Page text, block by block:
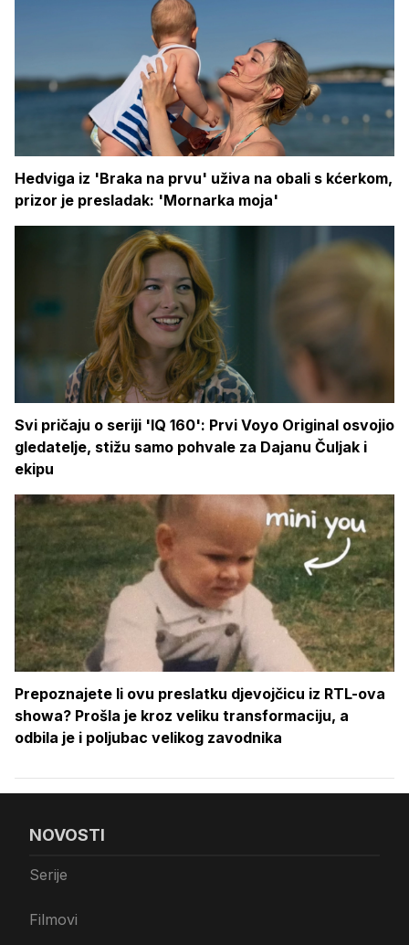
Hedviga iz 'Braka na prvu' uživa na obali s kćerkom,
prizor je presladak: 'Mornarka moja'
Svi pričaju o seriji 'IQ 160': Prvi Voyo Original osvojio
gledatelje, stižu samo pohvale za Dajanu Čuljak i
ekipu
Prepoznajete li ovu preslatku djevojčicu iz RTL-ova
showa? Prošla je kroz veliku transformaciju, a
odbila je i poljubac velikog zavodnika
NOVOSTI
Serije
Filmovi